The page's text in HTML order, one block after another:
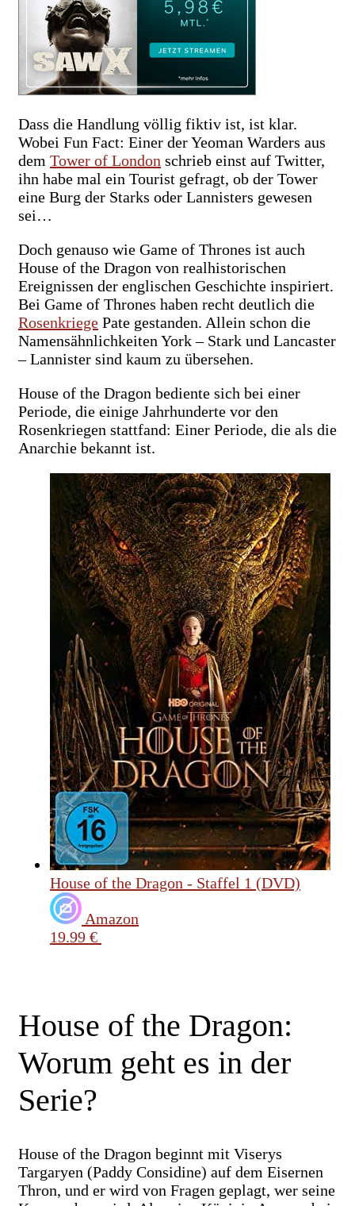
Dass die Handlung völlig fiktiv ist, ist klar.
Wobei Fun Fact: Einer der Yeoman Warders aus
dem Tower of London schrieb einst auf Twitter,
ihn habe mal ein Tourist gefragt, ob der Tower
eine Burg der Starks oder Lannisters gewesen
sei…
Doch genauso wie Game of Thrones ist auch
House of the Dragon von realhistorischen
Ereignissen der englischen Geschichte inspiriert.
Bei Game of Thrones haben recht deutlich die
Rosenkriege Pate gestanden. Allein schon die
Namensähnlichkeiten York – Stark und Lancaster
– Lannister sind kaum zu übersehen.
House of the Dragon bediente sich bei einer
Periode, die einige Jahrhunderte vor den
Rosenkriegen stattfand: Einer Periode, die als die
Anarchie bekannt ist.
House of the Dragon - Staffel 1 (DVD)
Amazon
19.99 €
House of the Dragon:
Worum geht es in der
Serie?
House of the Dragon beginnt mit Viserys
Targaryen (Paddy Considine) auf dem Eisernen
Thron, und er wird von Fragen geplagt, wer seine